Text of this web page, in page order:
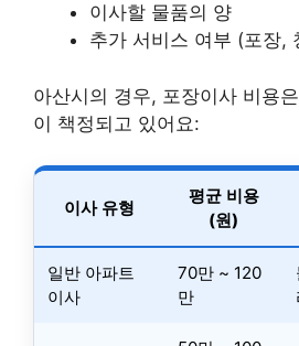
이사할 물품의 양
추가 서비스 여부 (포장,
아산시의 경우, 포장이사 비용
이 책정되고 있어요:
이사 유형
평균 비용
(원)
일반 아파트
이사
70만 ~ 120
만